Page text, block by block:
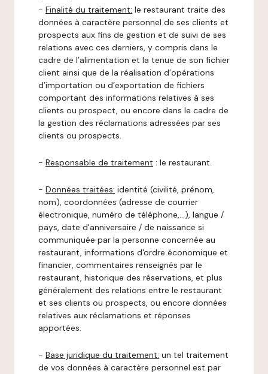
- Finalité du traitement: le restaurant traite des
données à caractère personnel de ses clients et
prospects aux fins de gestion et de suivi de ses
relations avec ces derniers, y compris dans le
cadre de l’alimentation et la tenue de son fichier
client ainsi que de la réalisation d’opérations
d’importation ou d’exportation de fichiers
comportant des informations relatives à ses
clients ou prospect, ou encore dans le cadre de
la gestion des réclamations adressées par ses
clients ou prospects.
- Responsable de traitement : le restaurant.
- Données traitées: identité (civilité, prénom,
nom), coordonnées (adresse de courrier
électronique, numéro de téléphone,…), langue /
pays, date d'anniversaire / de naissance si
communiquée par la personne concernée au
restaurant, informations d'ordre économique et
financier, commentaires renseignés par le
restaurant, historique des réservations, et plus
généralement des relations entre le restaurant
et ses clients ou prospects, ou encore données
relatives aux réclamations et réponses
apportées.
- Base juridique du traitement: un tel traitement
de vos données à caractère personnel est par